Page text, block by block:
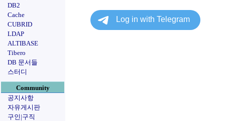
DB2
Cache
CUBRID
LDAP
ALTIBASE
Tibero
DB 문서들
스터디
Community
공지사항
자유게시판
구인|구직